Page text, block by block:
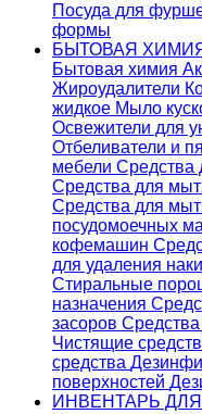
Посуда для
формы
БЫТОВАЯ
Бытовая химия
Жироудалители
жидкое Мыло
Освежители для
Отбеливатели и
мебели Средства
Средства для
Средства для
посудомоечных
кофемашин
для удаления
Стиральные
назначения
засоров Средства
Чистящие
средства
поверхностей
ИНВЕНТАРЬ